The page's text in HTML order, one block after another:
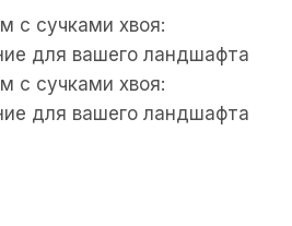
с сучками хвоя:
для вашего ландшафта
с сучками хвоя:
для вашего ландшафта